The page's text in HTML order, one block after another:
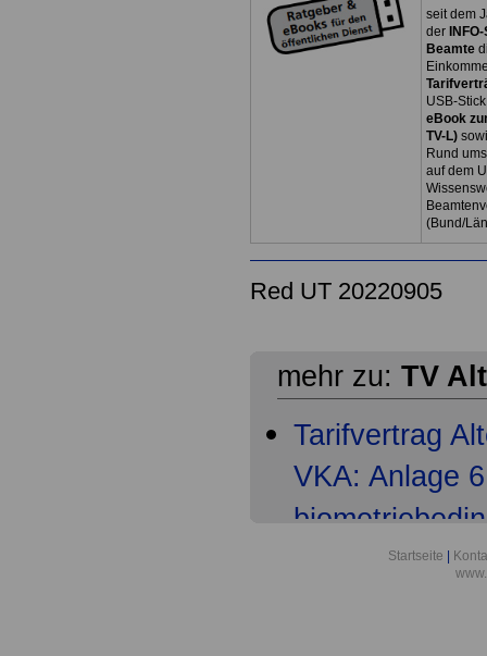
seit dem
der
Beamte
USB-
eBook
TV-L)
Rund
auf dem
(Bund/
Red UT 20220905
mehr zu: TV
Tarifvertrag
VKA: Anlage
Tarifvertrag
Startseite